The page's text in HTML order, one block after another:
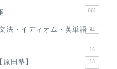
661
法・イディオム・英単語・
11
16
田塾】 13